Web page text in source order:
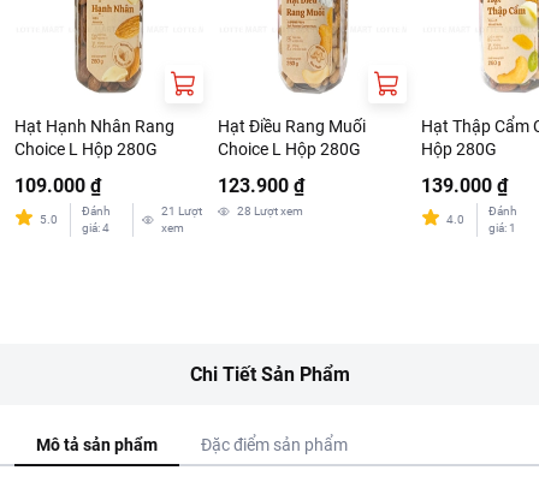
Hạt Hạnh Nhân Rang
Choice L Hộp 280G
109.000 ₫
5.0
Đánh
giá:4
21 Lượt
xem
Hạt Điều Rang Muối
Choice L Hộp 280G
123.900 ₫
28 Lượt xem
Hạt Thập Cẩm
Hộp 280G
139.000 ₫
4.0
Đánh
giá: 1
Chi Tiết Sản Phẩm
Mô tả sản phẩm Đặc điểm sản phẩm